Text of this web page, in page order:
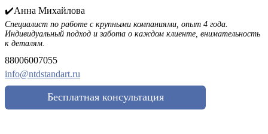
✔️Анна Михайлова
Специалист по работе с крупными компаниями, опыт 4 года.
Индивидуальный подход и забота о каждом клиенте, внимательность
к деталям.
88006007055
info@ntdstandart.ru
Бесплатная консультация